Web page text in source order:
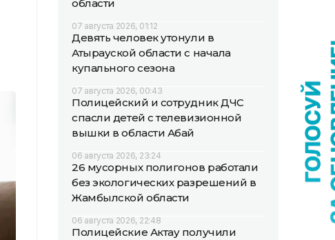
области
07 августа 2026, 01:12
Девять человек утонули в
Атырауской области с начала
купального сезона
07 августа 2026, 00:43
Полицейский и сотрудник ДЧС
спасли детей с телевизионной
вышки в области Абай
06 августа 2026, 23:24
26 мусорных полигонов работали
без экологических разрешений в
Жамбылской области
06 августа 2026, 22:48
Полицейские Актау получили